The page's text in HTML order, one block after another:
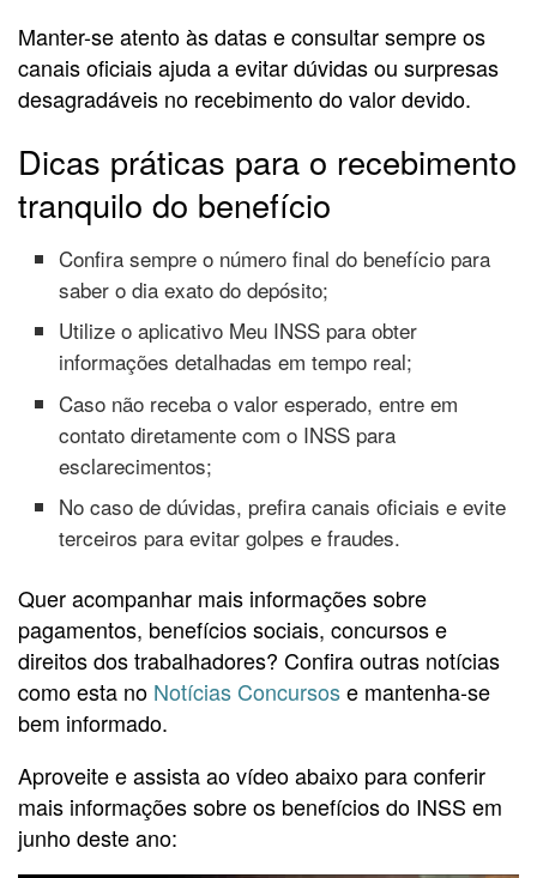
Manter-se atento às datas e consultar sempre os
canais oficiais ajuda a evitar dúvidas ou surpresas
desagradáveis no recebimento do valor devido.
Dicas práticas para o recebimento
tranquilo do benefício
Confira sempre o número final do benefício para
saber o dia exato do depósito;
Utilize o aplicativo Meu INSS para obter
informações detalhadas em tempo real;
Caso não receba o valor esperado, entre em
contato diretamente com o INSS para
esclarecimentos;
No caso de dúvidas, prefira canais oficiais e evite
terceiros para evitar golpes e fraudes.
Quer acompanhar mais informações sobre
pagamentos, benefícios sociais, concursos e
direitos dos trabalhadores? Confira outras notícias
como esta no Notícias Concursose mantenha-se
bem informado.
Aproveite e assista ao vídeo abaixo para conferir
mais informações sobre os benefícios do INSS em
junho deste ano: